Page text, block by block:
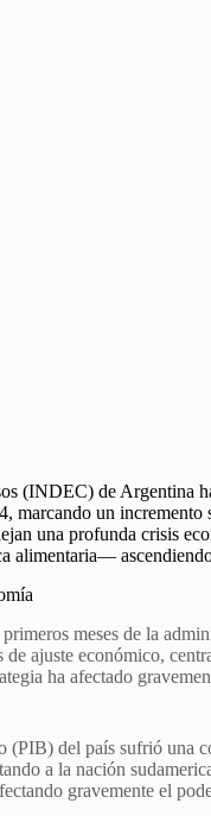
(INDEC) de Argentina
marcando un
una profunda crisis
alimentaria—
meses de la
ajuste económico,
ha afectado
(PIB) del país sufrió una
a la nación
gravemente el